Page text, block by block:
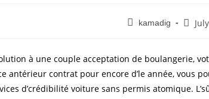
kamadig
à une couple acceptation de boulangerie,
antérieur contrat pour encore d’le année, vous
d’crédibilité voiture sans permis atomique.